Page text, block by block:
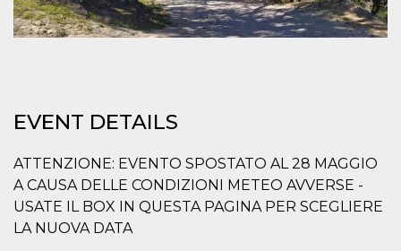
EVENT DETAILS
ATTENZIONE: EVENTO SPOSTATO AL 28 MAGGIO
A CAUSA DELLE CONDIZIONI METEO AVVERSE -
USATE IL BOX IN QUESTA PAGINA PER SCEGLIERE
LA NUOVA DATA
CookieScriptConsent
CookieScript
oooh.events
4 weeks 2
days
This cookie
is used by
necessary
Script.com
cookie
banner to